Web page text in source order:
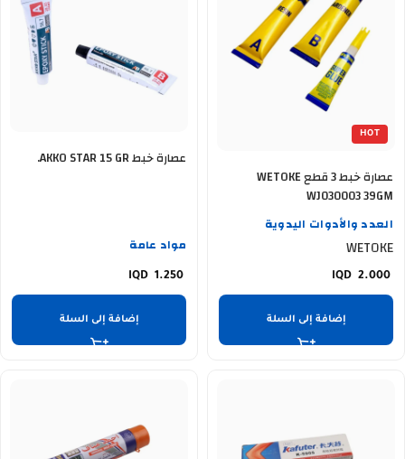
HOT
عصارة خبط 3 قطع WETOKE
WJ030003 39GM
العدد والأدوات اليدوية
WETOKE
2.000
إضافة إلى السلة
عصارة خبط AKKO STAR 15 GR.
مواد عامة
1.250
إضافة إلى السلة